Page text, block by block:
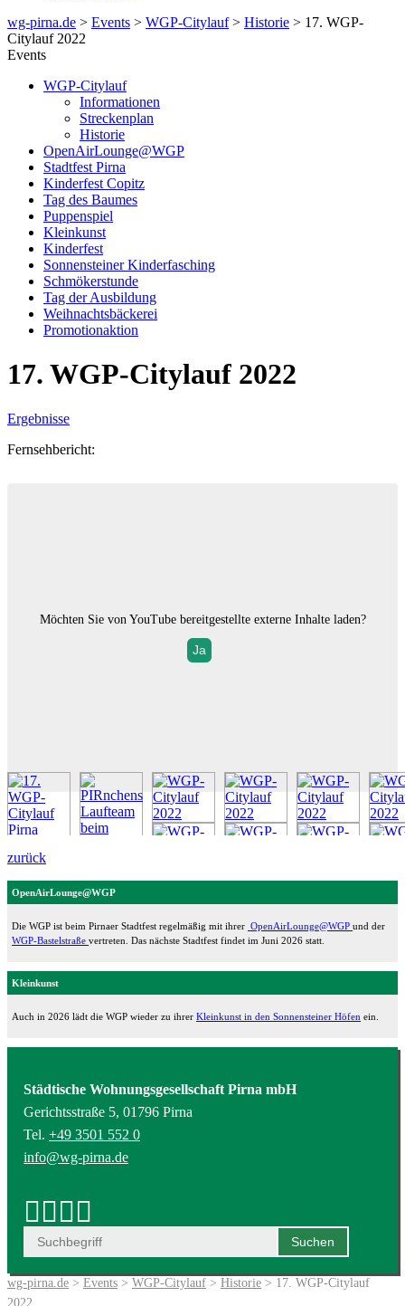
wg-pirna.de > Events > WGP-Citylauf> Historie > 17. WGP-
Citylauf 2022
Events
WGP-Citylauf
Informationen
Streckenplan
Historie
OpenAirLounge@WGP
Stadtfest Pirna
Kinderfest Copitz
Tag des Baumes
Puppenspiel
Kleinkunst
Kinderfest
Sonnensteiner Kinderfasching
Schmökerstunde
Tag der Ausbildung
Weihnachtsbäckerei
Promotionaktion
17. WGP-Citylauf 2022
Ergebnisse
Fernsehbericht:
Möchten Sie von YouTubebereitgestellte externe Inhalte laden?
Ja
zurück
OpenAirLounge@WGP
Die WGP ist beim Pirnaer Stadtfest regelmäßig mit ihrer OpenAirLounge@WGP und der
WGP-Bastelstraße vertreten. Das nächste Stadtfest findet im Juni 2026 statt.
Kleinkunst
Auch in 2026 lädt die WGP wieder zu ihrer Kleinkunst in den Sonnensteiner Höfen ein.
Städtische Wohnungsgesellschaft Pirna mbH
Gerichtsstraße 5, 01796 Pirna
Tel. +49 3501 552 0
info@wg-pirna.de
wg-pirna.de > Events > WGP-Citylauf > Historie > 17. WGP-Citylauf
2022